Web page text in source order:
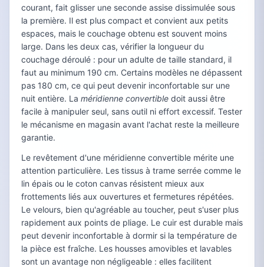
courant, fait glisser une seconde assise dissimulée sous
la première. Il est plus compact et convient aux petits
espaces, mais le couchage obtenu est souvent moins
large. Dans les deux cas, vérifier la longueur du
couchage déroulé : pour un adulte de taille standard, il
faut au minimum 190 cm. Certains modèles ne dépassent
pas 180 cm, ce qui peut devenir inconfortable sur une
nuit entière. La méridienne convertible doit aussi être
facile à manipuler seul, sans outil ni effort excessif. Tester
le mécanisme en magasin avant l'achat reste la meilleure
garantie.
Le revêtement d'une méridienne convertible mérite une
attention particulière. Les tissus à trame serrée comme le
lin épais ou le coton canvas résistent mieux aux
frottements liés aux ouvertures et fermetures répétées.
Le velours, bien qu'agréable au toucher, peut s'user plus
rapidement aux points de pliage. Le cuir est durable mais
peut devenir inconfortable à dormir si la température de
la pièce est fraîche. Les housses amovibles et lavables
sont un avantage non négligeable : elles facilitent